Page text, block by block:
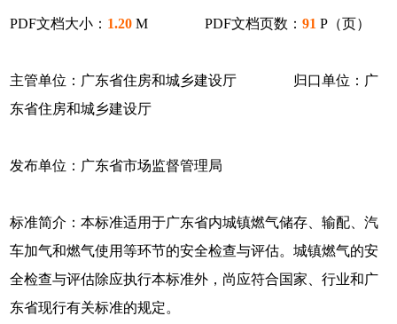
PDF文档大小： 1.20 M PDF文档页数：91 P（页）
主管单位：广东省住房和城乡建设厅 归口单位：广
东省住房和城乡建设厅
发布单位：广东省市场监督管理局
标准简介：本标准适用于广东省内城镇燃气储存、输配、汽
车加气和燃气使用等环节的安全检查与评估。城镇燃气的安
全检查与评估除应执行本标准外，尚应符合国家、行业和广
东省现行有关标准的规定。